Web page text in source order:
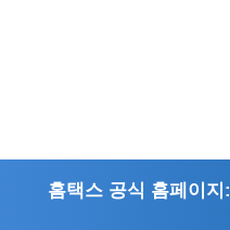
홈택스 공식 홈페이지: